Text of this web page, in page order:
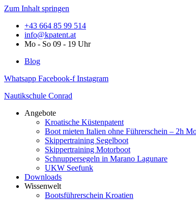
Zum Inhalt springen
+43 664 85 99 514
info@kpatent.at
Mo - So 09 - 19 Uhr
Blog
Whatsapp Facebook-f Instagram
Nautikschule Conrad
Angebote
Kroatische Küstenpatent
Boot mieten Italien ohne Führerschein – 2h
Skippertraining Segelboot
Skippertraining Motorboot
Schnuppersegeln in Marano Lagunare
UKW Seefunk
Downloads
Wissenwelt
Bootsführerschein Kroatien